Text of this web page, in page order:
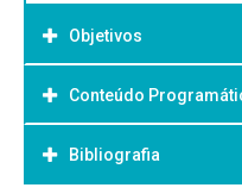
Objetivos
Objetivo Geral:
- Observar, diagnosticar,
rotinas, infraestrutura e
Conteúdo
Bibliografia